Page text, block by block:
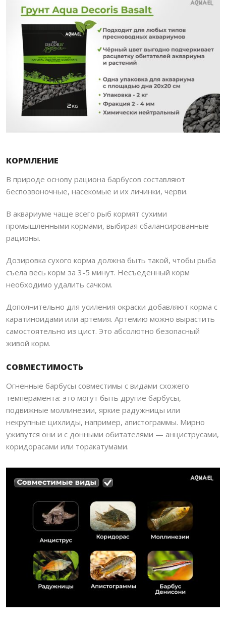
КОРМЛЕНИЕ
В природе основу рациона барбусов составляют
беспозвоночные, насекомые и их личинки, черви.
В аквариуме чаще всего рыб кормят сухими
промышленными кормами, выбирая сбалансированные
рационы.
Дозировка сухого корма должна быть такой, чтобы рыба
съела весь корм за 3-5 минут. Несъеденный корм
необходимо удалить сачком.
Дополнительно для усиления окраски добавляют корма с
каратиноидами или артемия. Артемию можно вырастить
самостоятельно из цист. Это абсолютно безопасный
живой корм.
СОВМЕСТИМОСТЬ
Огненные барбусы совместимы с видами схожего
темперамента: это могут быть другие барбусы,
подвижные моллинезии, яркие радужницы или
некрупные цихлиды, например, апистограммы. Мирно
уживутся они и с донными обитателями — анциструсами,
коридорасами или торакатумами.